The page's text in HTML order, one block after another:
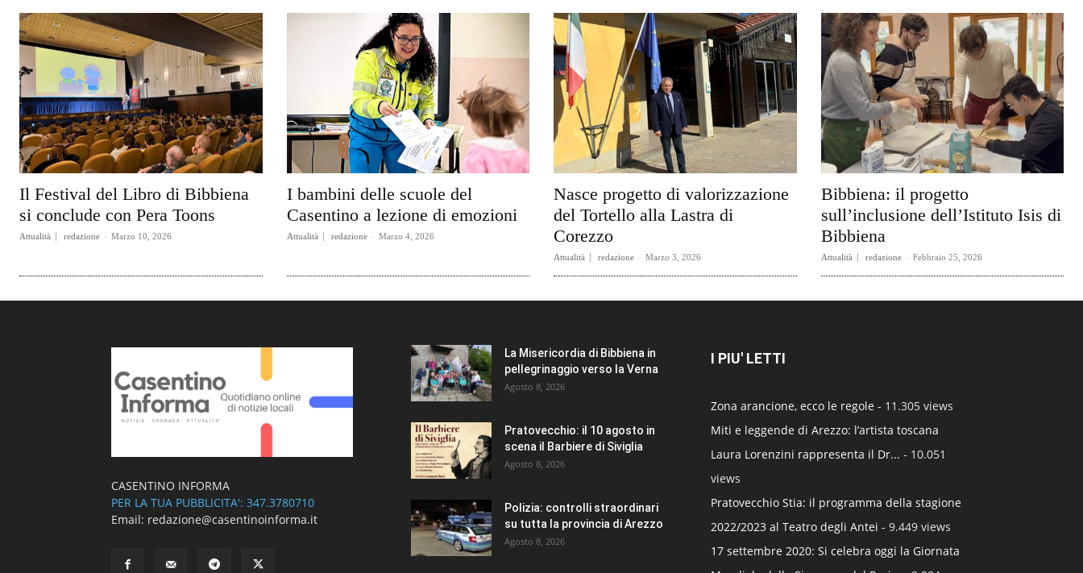
Il Festival del Libro di Bibbiena
si conclude con Pera Toons
Attualità redazione - Marzo 10, 2026
I bambini delle scuole del
Casentino a lezione di emozioni
Attualità redazione - Marzo 4, 2026
Nasce progetto di valorizzazione
del Tortello alla Lastra di
Corezzo
Attualità redazione - Marzo 3, 2026
Bibbiena: il progetto
sull’inclusione dell’Istituto Isis di
Bibbiena
Attualità redazione - Febbraio 25, 2026
CASENTINO INFORMA
PER LA TUA PUBBLICITA': 347.3780710
Email: redazione@casentinoinforma.it
La Misericordia di Bibbiena in
pellegrinaggio verso la Verna
Agosto 8, 2026
Pratovecchio: il 10 agosto in
scena il Barbiere di Siviglia
Agosto 8, 2026
Polizia: controlli straordinari
su tutta la provincia di Arezzo
Agosto 8, 2026
I PIU' LETTI
Zona arancione, ecco le regole - 11.305 views
Miti e leggende di Arezzo: l’artista toscana
Laura Lorenzini rappresenta il Dr... - 10.051
views
Pratovecchio Stia: il programma della stagione
2022/2023 al Teatro degli Antei - 9.449 views
17 settembre 2020: Si celebra oggi la Giornata